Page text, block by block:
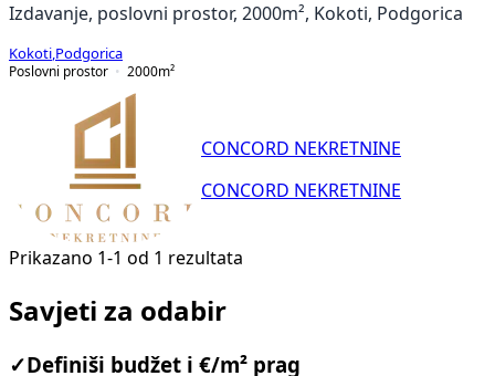
Izdavanje, poslovni prostor, 2000m², Kokoti, Podgorica
Kokoti Podgorica
Poslovni prostor
2000m²
CONCORD NEKRETNINE
CONCORD NEKRETNINE
Prikazano 1-1 od 1 rezultata
Savjeti za odabir
✓ Definiši budžet i €/m² prag